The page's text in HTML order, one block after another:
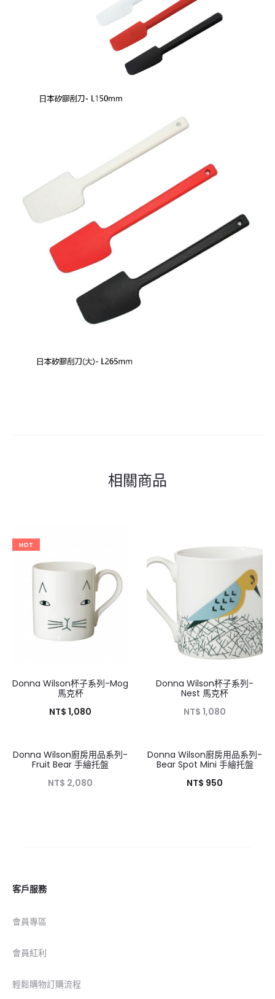
相關商品
HOT
Donna Wilson杯子系列-Mog
馬克杯
NT$ 1,080
Donna Wilson杯子系列-
Nest 馬克杯
NT$ 1,080
Donna Wilson廚房用品系列-
Fruit Bear 手繪托盤
NT$ 2,080
Donna Wilson廚房用品系列-
Bear Spot Mini 手繪托盤
NT$ 950
客戶服務
會員專區
會員紅利
輕鬆購物訂購流程